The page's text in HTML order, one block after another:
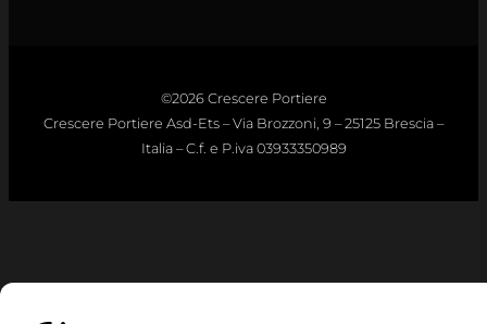
©2026 Crescere Portiere
Crescere Portiere Asd-Ets – Via Brozzoni, 9 – 25125 Brescia –
Italia – C.f. e P.iva 03933350989